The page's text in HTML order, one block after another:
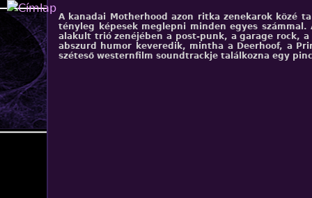
Jump to navigation
A kanadai Motherhood azon ritka zenekarok közé
tényleg képesek meglepni minden egyes számmal.
alakult trió zenéjében a post-punk, a garage rock, a
abszurd humor keveredik, mintha a Deerhoof, a
széteső westernfilm soundtrackje találkozna egy